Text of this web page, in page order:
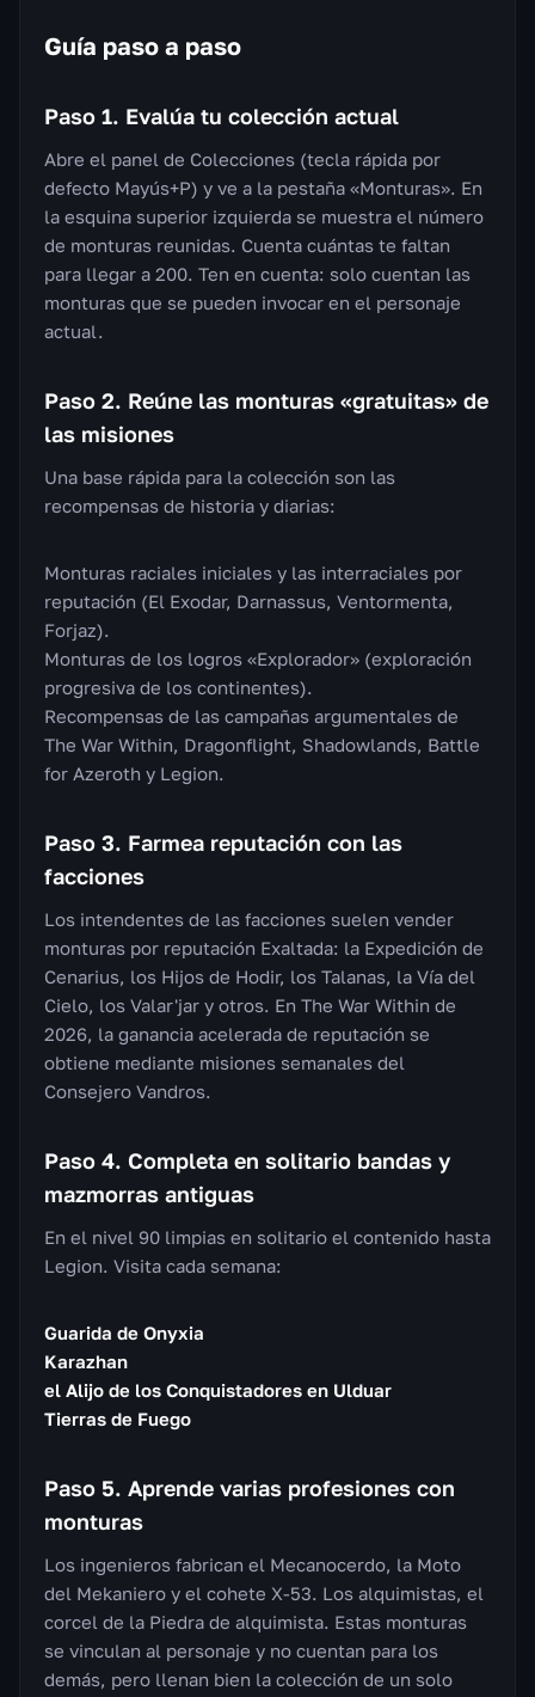
Guía paso a paso
Paso 1. Evalúa tu colección actual
Abre el panel de Colecciones (tecla rápida por
defecto Mayús+P) y ve a la pestaña «Monturas». En
la esquina superior izquierda se muestra el número
de monturas reunidas. Cuenta cuántas te faltan
para llegar a 200. Ten en cuenta: solo cuentan las
monturas que se pueden invocar en el personaje
actual.
Paso 2. Reúne las monturas «gratuitas» de
las misiones
Una base rápida para la colección son las
recompensas de historia y diarias:
Monturas raciales iniciales y las interraciales por
reputación (El Exodar, Darnassus, Ventormenta,
Forjaz).
Monturas de los logros «Explorador» (exploración
progresiva de los continentes).
Recompensas de las campañas argumentales de
The War Within, Dragonflight, Shadowlands, Battle
for Azeroth y Legion.
Paso 3. Farmea reputación con las
facciones
Los intendentes de las facciones suelen vender
monturas por reputación Exaltada: la Expedición de
Cenarius, los Hijos de Hodir, los Talanas, la Vía del
Cielo, los Valar'jar y otros. En The War Within de
2026, la ganancia acelerada de reputación se
obtiene mediante misiones semanales del
Consejero Vandros.
Paso 4. Completa en solitario bandas y
mazmorras antiguas
En el nivel 90 limpias en solitario el contenido hasta
Legion. Visita cada semana:
Guarida de Onyxia
Karazhan
el Alijo de los Conquistadores en Ulduar
Tierras de Fuego
Paso 5. Aprende varias profesiones con
monturas
Los ingenieros fabrican el Mecanocerdo, la Moto
del Mekaniero y el cohete X-53. Los alquimistas, el
corcel de la Piedra de alquimista. Estas monturas
se vinculan al personaje y no cuentan para los
demás, pero llenan bien la colección de un solo